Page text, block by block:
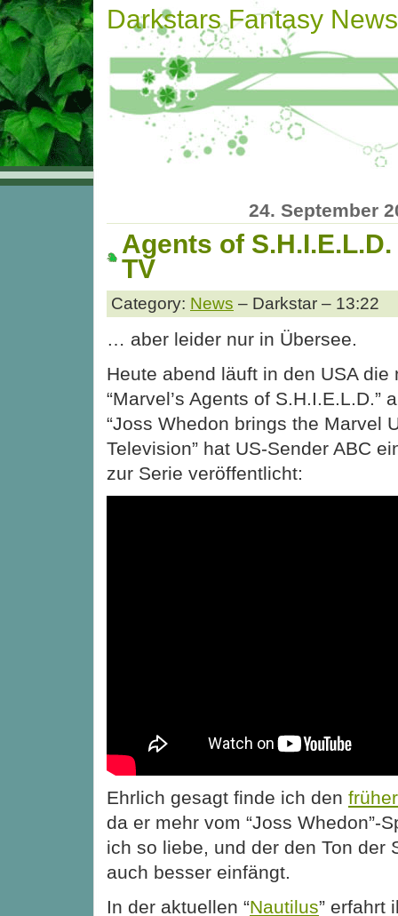
Darkstars Fantasy News
24. September
Agents of
TV
Category: News – Darkstar – 13:22
… aber leider nur in Übersee.
Heute abend läuft in den USA die
“Marvel’s Agents of S.H.I.E.L.D.”
“Joss Whedon brings the Marvel
Television” hat US-Sender ABC
zur Serie veröffentlicht:
Ehrlich gesagt finde ich den
da er mehr vom “Joss Whedon”-
ich so liebe, und der den Ton der
auch besser einfängt.
In der aktuellen “Nautilus” erfahrt